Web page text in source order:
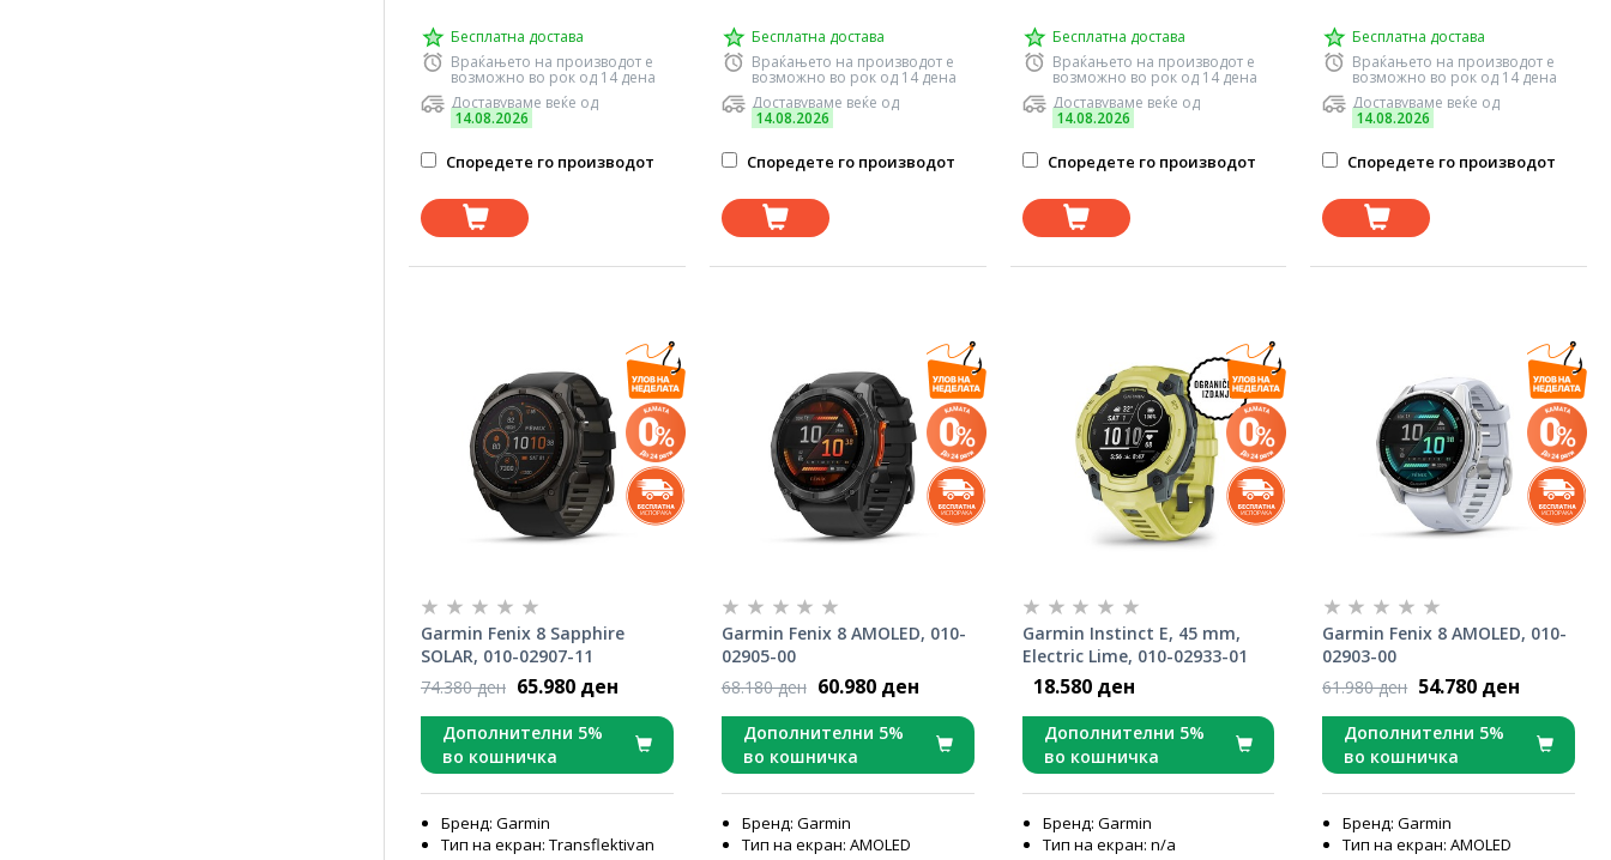
Бесплатна достава
Враќањето на производот е
возможно во рок од 14 дена
Доставуваме веќе од
14.08.2026
Споредете го производот
Бесплатна достава
Враќањето на производот е
возможно во рок од 14 дена
Доставуваме веќе од
14.08.2026
Споредете го производот
Бесплатна достава
Враќањето на производот е
возможно во рок од 14 дена
Доставуваме веќе од
14.08.2026
Споредете го производот
Бесплатна достава
Враќањето на производот е
возможно во рок од 14 дена
Доставуваме веќе од
14.08.2026
Споредете го производот
Garmin Fenix 8 Sapphire
SOLAR, 010-02907-11
74.380 ден 65.980 ден
Дополнителни 5%
во кошничка
Бренд: Garmin
Тип на екран: Transflektivan
Garmin Fenix 8 AMOLED, 010-
02905-00
68.180 ден 60.980 ден
Дополнителни 5%
во кошничка
Бренд: Garmin
Тип на екран: AMOLED
Garmin Instinct E, 45 mm,
Electric Lime, 010-02933-01
18.580 ден
Дополнителни 5%
во кошничка
Бренд: Garmin
Тип на екран: n/a
Garmin Fenix 8 AMOLED, 010-
02903-00
61.980 ден 54.780 ден
Дополнителни 5%
во кошничка
Бренд: Garmin
Тип на екран: AMOLED